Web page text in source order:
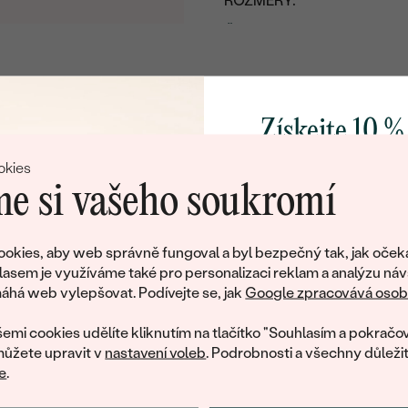
si vašeho soukromí
aby web správně fungoval a byl bezpečný tak, jak
je využíváme také pro personalizaci reklam a analýzu
web vylepšovat. Podívejte se, jak Google zpracovává
cookies udělíte kliknutím na tlačítko "Souhlasím a
upravit v nastavení voleb. Podrobnosti a všechny
.
Litujeme, ale tento šperk si už své majitele našel
množství podobných produktů. Pokud chcete být
šperku, zanechte nám svůj e-mail.
Získejte 10
poctivě vyráběných
Jako dárek na
zašleme slevový kód